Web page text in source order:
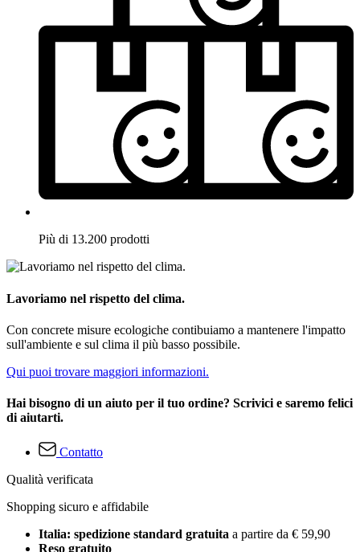
Più di 13.200 prodotti
Lavoriamo nel rispetto del clima.
Con concrete misure ecologiche contibuiamo a mantenere l'impatto
sull'ambiente e sul clima il più basso possibile.
Qui puoi trovare maggiori informazioni.
Hai bisogno di un aiuto per il tuo ordine? Scrivici e saremo felici
di aiutarti.
Contatto
Qualità verificata
Shopping sicuro e affidabile
Italia: spedizione standard gratuita a partire da € 59,90
Reso gratuito